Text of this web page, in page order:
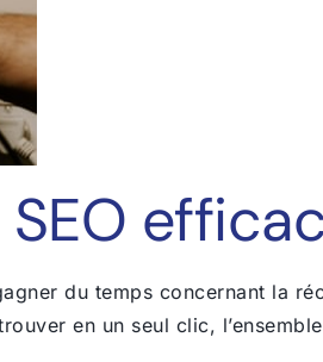
du temps concernant la
en un seul clic,